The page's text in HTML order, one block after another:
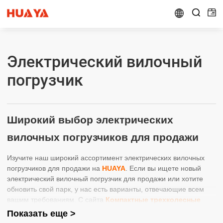
 
Электрический вилочный
погрузчик
Широкий выбор электрических
вилочных погрузчиков для продажи
Изучите наш широкий ассортимент электрических вилочных
погрузчиков для продажи на HUAYA . Если вы ищете новый
электрический вилочный погрузчик для продажи или хотите
обновить свой парк, у нас есть варианты, отвечающие всем
вашим требованиям. С сайта Компактные трехколесные
электрические вилочные погрузчики
машин - в нашей коллекции представлены новейшие модели,
Показать еще >